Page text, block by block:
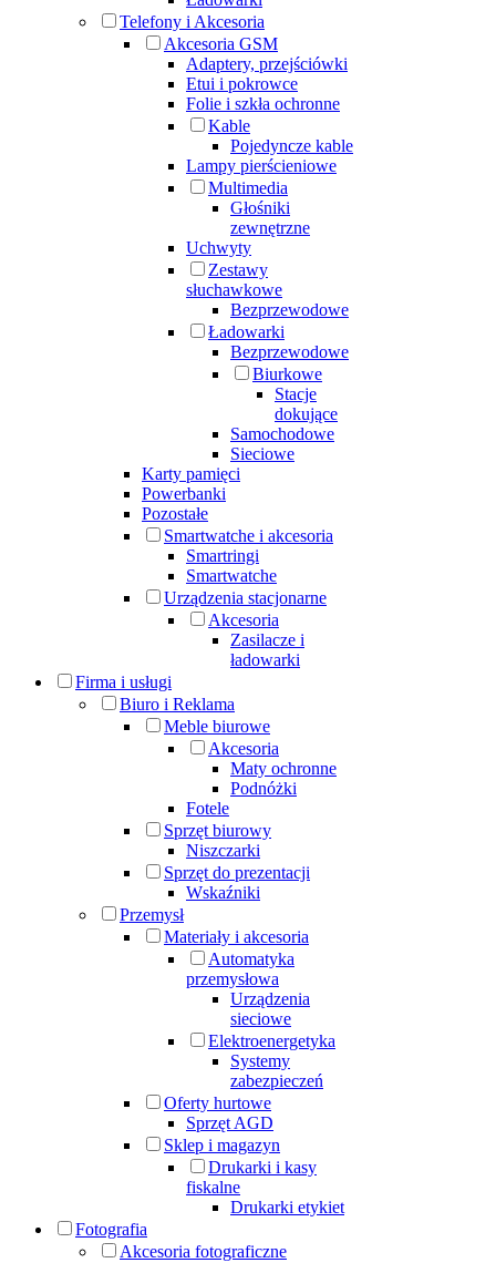
Telefony i Akcesoria
Akcesoria GSM
Adaptery, przejściówki
Etui i pokrowce
Folie i szkła ochronne
Kable
Pojedyncze kable
Lampy pierścieniowe
Multimedia
Głośniki
zewnętrzne
Uchwyty
Zestawy
słuchawkowe
Bezprzewodowe
Ładowarki
Bezprzewodowe
Biurkowe
Stacje
dokujące
Samochodowe
Sieciowe
Karty pamięci
Powerbanki
Pozostałe
Smartwatche i akcesoria
Smartringi
Smartwatche
Urządzenia stacjonarne
Akcesoria
Zasilacze i
ładowarki
Firma i usługi
Biuro i Reklama
Meble biurowe
Akcesoria
Maty ochronne
Podnóżki
Fotele
Sprzęt biurowy
Niszczarki
Sprzęt do prezentacji
Wskaźniki
Przemysł
Materiały i akcesoria
Automatyka
przemysłowa
Urządzenia
sieciowe
Elektroenergetyka
Systemy
zabezpieczeń
Oferty hurtowe
Sprzęt AGD
Sklep i magazyn
Drukarki i kasy
fiskalne
Drukarki etykiet
Fotografia
Akcesoria fotograficzne